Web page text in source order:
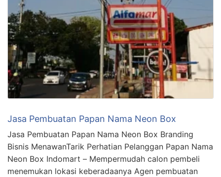
Jasa Pembuatan Papan Nama Neon Box
Jasa Pembuatan Papan Nama Neon Box Branding
Bisnis MenawanTarik Perhatian Pelanggan Papan Nama
Neon Box Indomart – Mempermudah calon pembeli
menemukan lokasi keberadaanya Agen pembuatan